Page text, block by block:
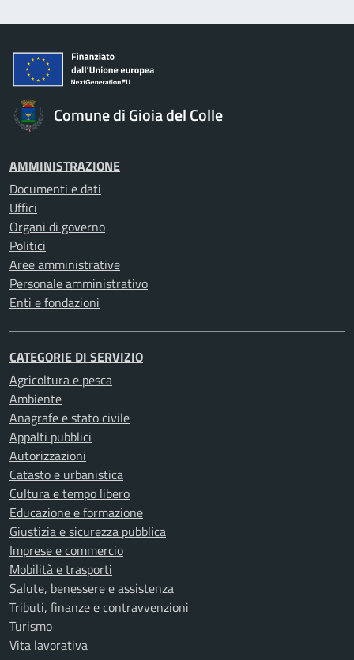
Comune di Gioia del Colle
AMMINISTRAZIONE
Documenti e dati
Uffici
Organi di governo
Politici
Aree amministrative
Personale amministrativo
Enti e fondazioni
CATEGORIE DI SERVIZIO
Agricoltura e pesca
Ambiente
Anagrafe e stato civile
Appalti pubblici
Autorizzazioni
Catasto e urbanistica
Cultura e tempo libero
Educazione e formazione
Giustizia e sicurezza pubblica
Imprese e commercio
Mobilità e trasporti
Salute, benessere e assistenza
Tributi, finanze e contravvenzioni
Turismo
Vita lavorativa